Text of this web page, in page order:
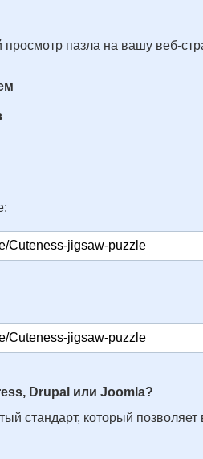
пазла на вашу веб-
Drupal или Joomla?
стандарт, который